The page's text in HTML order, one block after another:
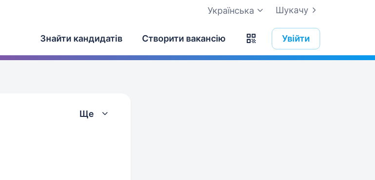
Шукачу
Українська
Знайти кандидатів Створити вакансію Увійти
Ще